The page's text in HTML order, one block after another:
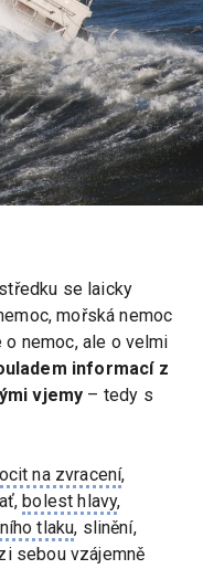
se laicky
mořská nemoc
o nemoc, ale o velmi
informací z
vjemy – tedy s
na zvracení,
bolest hlavy,
tlaku, slinění,
sebou vzájemně